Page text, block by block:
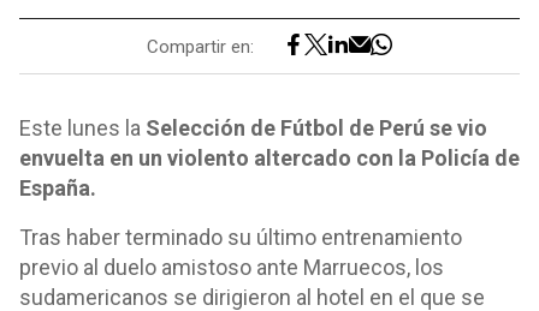
Compartir en:
Este lunes la Selección de Fútbol de Perú se vio
envuelta en un violento altercado con la Policía de
España.
Tras haber terminado su último entrenamiento
previo al duelo amistoso ante Marruecos, los
sudamericanos se dirigieron al hotel en el que se